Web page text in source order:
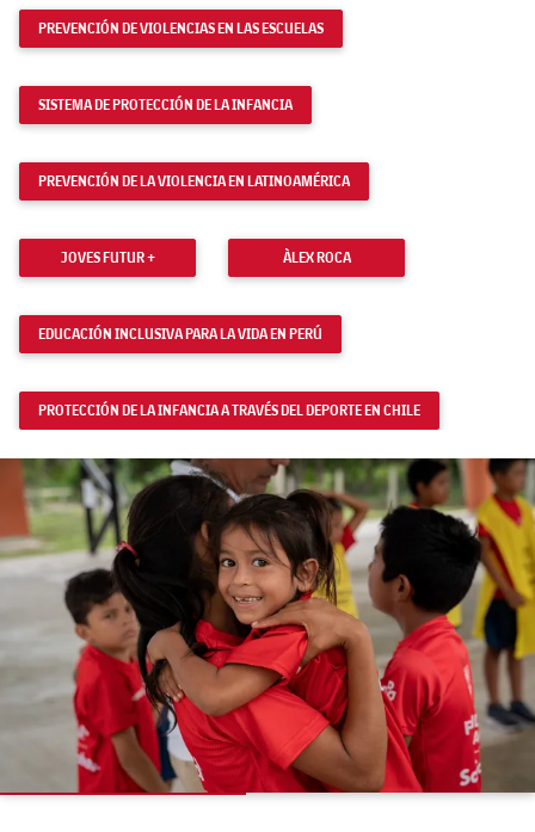
PREVENCIÓN DE VIOLENCIAS EN LAS ESCUELAS
SISTEMA DE PROTECCIÓN DE LA INFANCIA
PREVENCIÓN DE LA VIOLENCIA EN LATINOAMÉRICA
JOVES FUTUR + ÀLEX ROCA
EDUCACIÓN INCLUSIVA PARA LA VIDA EN PERÚ
PROTECCIÓN DE LA INFANCIA A TRAVÉS DEL DEPORTE EN CHILE